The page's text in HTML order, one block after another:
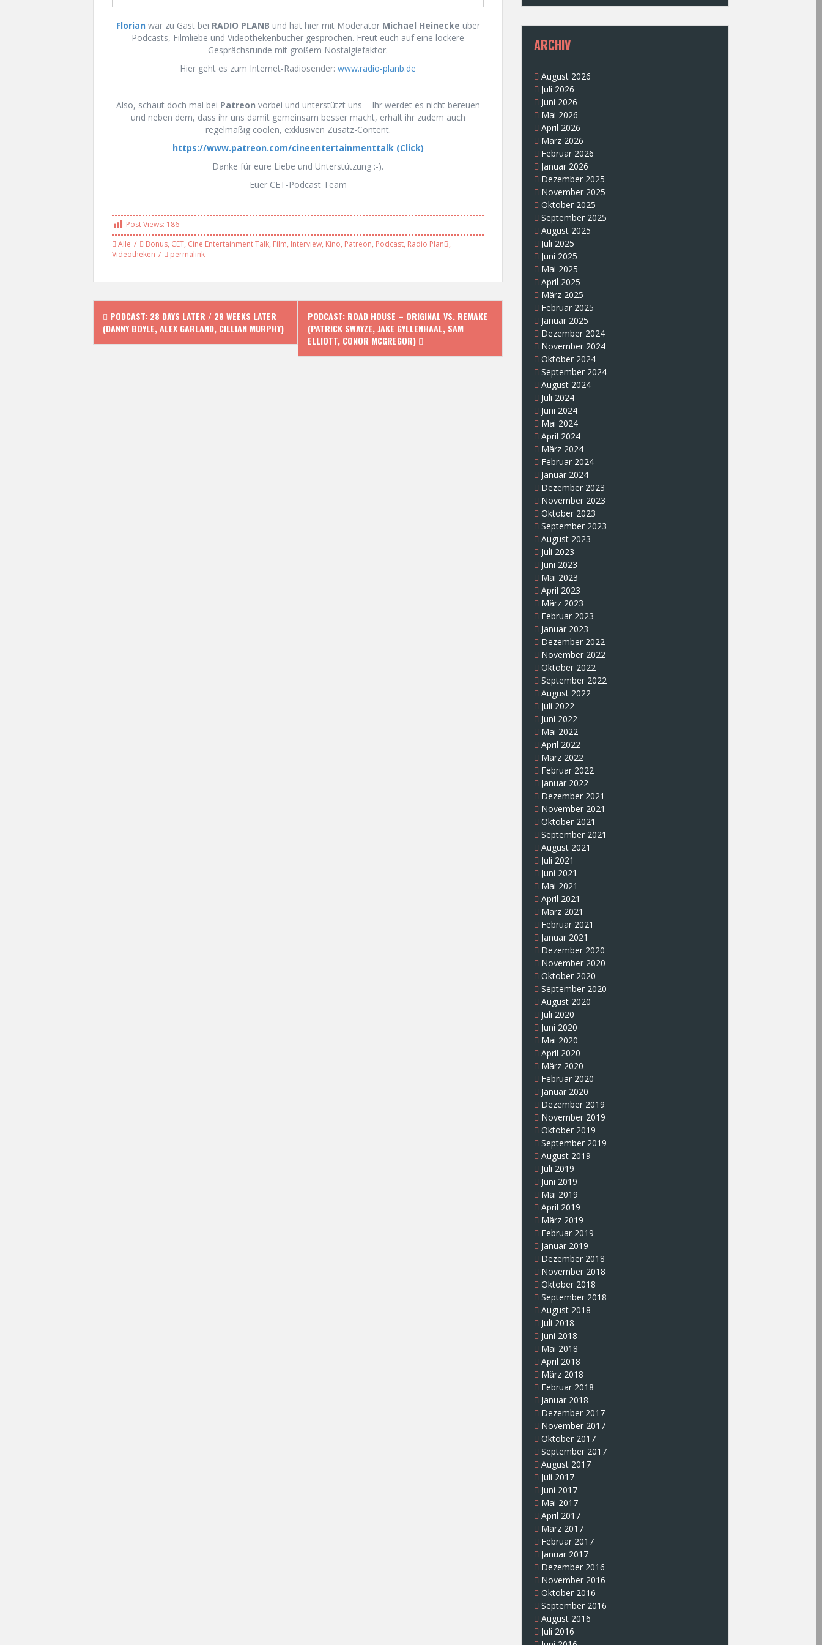
Florianwar zu Gast bei RADIO PLANB und hat hier mit Moderator Michael Heinecke über
Podcasts, Filmliebe und Videothekenbücher gesprochen. Freut euch auf eine lockere
Gesprächsrunde mit großem Nostalgiefaktor.
Hier geht es zum Internet-Radiosender: www.radio-planb.de
Also, schaut doch mal bei Patreon vorbei und unterstützt uns – Ihr werdet es nicht bereuen
und neben dem, dass ihr uns damit gemeinsam besser macht, erhält ihr zudem auch
regelmäßig coolen, exklusiven Zusatz-Content.
https://www.patreon.com/cineentertainmenttalk (Click)
Danke für eure Liebe und Unterstützung :-).
Euer CET-Podcast Team
Post Views: 186
Alle
Bonus, CET, Cine Entertainment Talk, Film, Interview, Kino, Patreon, Podcast, Radio PlanB,
Videotheken
permalink
P
o
PODCAST: 28 DAYS LATER / 28 WEEKS LATER
(DANNY BOYLE, ALEX GARLAND, CILLIAN MURPHY)
PODCAST: ROAD HOUSE – ORIGINAL VS. REMAKE
(PATRICK SWAYZE, JAKE GYLLENHAAL, SAM
ELLIOTT, CONOR MCGREGOR)
ARCHIV
August 2026
Juli 2026
Juni 2026
Mai 2026
April 2026
März 2026
Februar 2026
Januar 2026
Dezember 2025
November 2025
Oktober 2025
September 2025
August 2025
Juli 2025
Juni 2025
Mai 2025
April 2025
März 2025
Februar 2025
Januar 2025
Dezember 2024
November 2024
Oktober 2024
September 2024
August 2024
Juli 2024
Juni 2024
Mai 2024
April 2024
März 2024
Februar 2024
Januar 2024
Dezember 2023
November 2023
Oktober 2023
September 2023
August 2023
Juli 2023
Juni 2023
Mai 2023
April 2023
März 2023
Februar 2023
Januar 2023
Dezember 2022
November 2022
Oktober 2022
September 2022
August 2022
Juli 2022
Juni 2022
Mai 2022
April 2022
März 2022
Februar 2022
Januar 2022
Dezember 2021
November 2021
Oktober 2021
September 2021
August 2021
Juli 2021
Juni 2021
Mai 2021
April 2021
März 2021
Februar 2021
Januar 2021
Dezember 2020
November 2020
Oktober 2020
September 2020
August 2020
Juli 2020
Juni 2020
Mai 2020
April 2020
März 2020
Februar 2020
Januar 2020
Dezember 2019
November 2019
Oktober 2019
September 2019
August 2019
Juli 2019
Juni 2019
Mai 2019
April 2019
März 2019
Februar 2019
Januar 2019
Dezember 2018
November 2018
Oktober 2018
September 2018
August 2018
Juli 2018
Juni 2018
Mai 2018
April 2018
März 2018
Februar 2018
Januar 2018
Dezember 2017
November 2017
Oktober 2017
September 2017
August 2017
Juli 2017
Juni 2017
Mai 2017
April 2017
März 2017
Februar 2017
Januar 2017
Dezember 2016
November 2016
Oktober 2016
September 2016
August 2016
Juli 2016